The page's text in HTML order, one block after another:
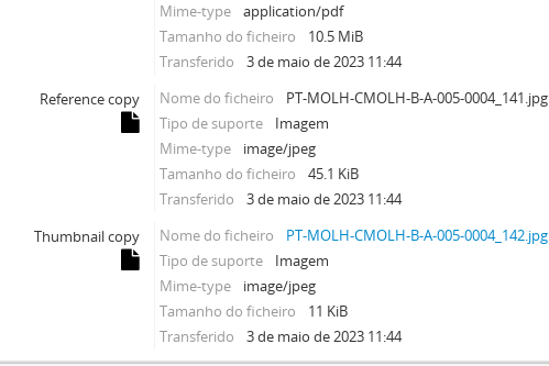
Mime-type
application/pdf
Tamanho do ficheiro
10.5 MiB
Transferido
3 de maio de 2023 11:44
Reference copy
Nome do ficheiro
PT-MOLH-CMOLH-B-A-005-0004_141.jpg
Tipo de suporte
Imagem
Mime-type
image/jpeg
Tamanho do ficheiro
45.1 KiB
Transferido
3 de maio de 2023 11:44
Thumbnail copy
Nome do ficheiro
PT-MOLH-CMOLH-B-A-005-0004_142.jpg
Tipo de suporte
Imagem
Mime-type
image/jpeg
Tamanho do ficheiro
11 KiB
Transferido
3 de maio de 2023 11:44